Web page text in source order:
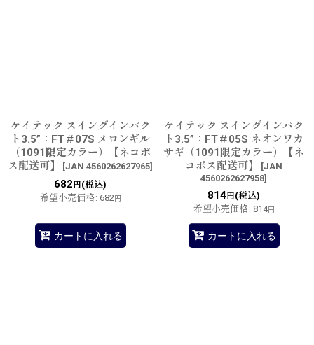
ケイテック スイングインパク
ト3.5”：FT＃07S メロンギル
（1091限定カラー）【ネコポ
ス配送可】
[JAN 4560262627965]
682 円(税込)
希望小売価格: 682 円
カートに入れる
ケイテック スイングインパク
ト3.5”：FT＃05S ネオンワカ
サギ（1091限定カラー）【ネ
コポス配送可】
[JAN
4560262627958]
814 円(税込)
希望小売価格: 814円
カートに入れる